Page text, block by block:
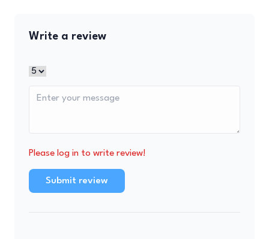
Write a review
Please log in to write review!
Submit review